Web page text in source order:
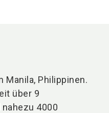
Manila, Philippinen.
über 9
4000